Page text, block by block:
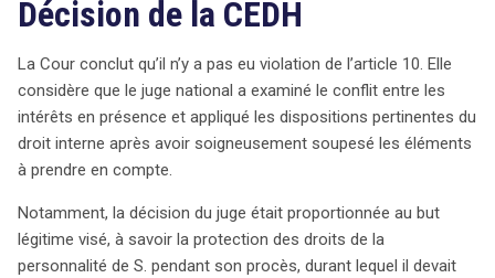
Décision de la CEDH
La Cour conclut qu’il n’y a pas eu violation de l’article 10. Elle
considère que le juge national a examiné le conflit entre les
intérêts en présence et appliqué les dispositions pertinentes du
droit interne après avoir soigneusement soupesé les éléments
à prendre en compte.
Notamment, la décision du juge était proportionnée au but
légitime visé, à savoir la protection des droits de la
personnalité de S. pendant son procès, durant lequel il devait